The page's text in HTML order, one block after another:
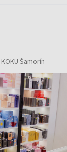
Šamorín